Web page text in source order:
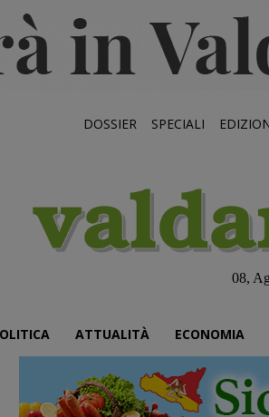
DOSSIER SPECIALI
08,
ATTUALITÀ ECONOMIA